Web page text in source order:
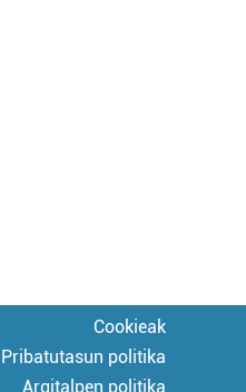
Cookieak
Pribatutasun politika
Argitalpen politika